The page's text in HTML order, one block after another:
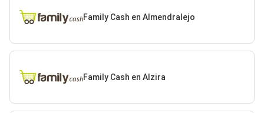
Family Cash en Almendralejo
Family Cash en Alzira